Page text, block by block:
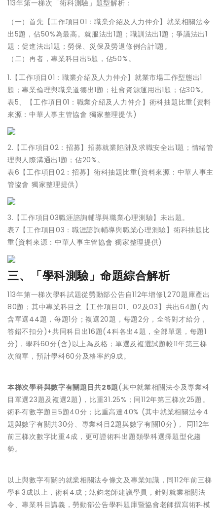
113年第一梯次「術科測驗」題型解析：
（一）首先【工作項目01：職業介紹及人力仲介】就業相關法令
出5題，佔50%為最高。就服法出1題；職訓法出1題；爭議法出1
題；促進法出1題；勞保、災保及勞退條例合計1題。
（二）再者，專業科目出5題，佔50%。
1.【工作項目01：職業介紹及人力仲介】就業市場工作型態出1
題；專業倫理與職業道德出1題；社會資源運用出1題；佔30%。
表5、【工作項目01：職業介紹及人力仲介】術科抽題比重(資料
來源：中華人事主管協會 獨家整理提供)
2.【工作項目02：招募】招募就業陷阱及求職安全出1題；情緒管
理與人際溝通出1題；佔20%。
表6【工作項目02：招募】術科抽題比重(資料來源：中華人事主
管協會 獨家整理提供)
3.【工作項目03職涯諮詢輔導與職業心理測驗】未出題。
表7【工作項目03：職涯諮詢輔導與職業心理測驗】術科抽題比
重(資料來源：中華人事主管協會 獨家整理提供)
三、「學科測驗」命題綜合解析
113年第一梯次學科試題從勞動部公告自112年增修1,270題庫產出
80題；其中專業科目之【工作項目01、02及03】共出64題(內
含單選44題，每題1分；複選20題，每題2分，全答對才給分，
答錯不扣分)+共同科目出16題(4科各出4題，全部單選，每題1
分)，學科60分(含)以上為及格；單選及複選試題較11年第三梯
次簡單，預計學科60分及格率約9成。
本梯次學科與數字有關題目共25題(其中就業相關法令及專業科
目單選23題及複選2題)，比重31.25%；同112年第三梯次25題。
術科有數字題目5題40分；比重高達40% (其中就業相關法令4
題與數字有關共30分、專業科目2題與數字有關10分)， 同112年
前三梯次數字比重4成，更可證術科出題類學科選擇題型化趨
勢。
以上與數字有關的就業相關法令條文及專業知識，同112年前三梯
學科3成以上，術科4成；竑鈞老師建議學員，針對就業相關法
令、專業科目講義，勞動部公告學科題庫暨協會老師撰寫術科模